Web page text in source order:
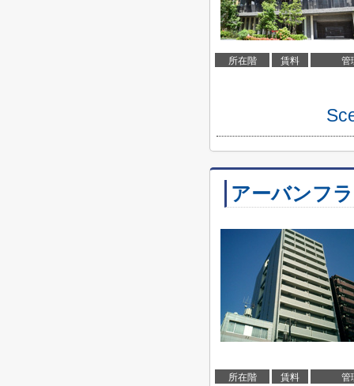
所在階 賃料 管
アーバンフ
所在階 賃料 管